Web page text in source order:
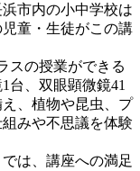
市内の小中学校は
童・生徒がこの講
スの授業ができる
台、双眼顕微鏡41
、植物や昆虫、プ
みや不思議を体験
は、講座への満足